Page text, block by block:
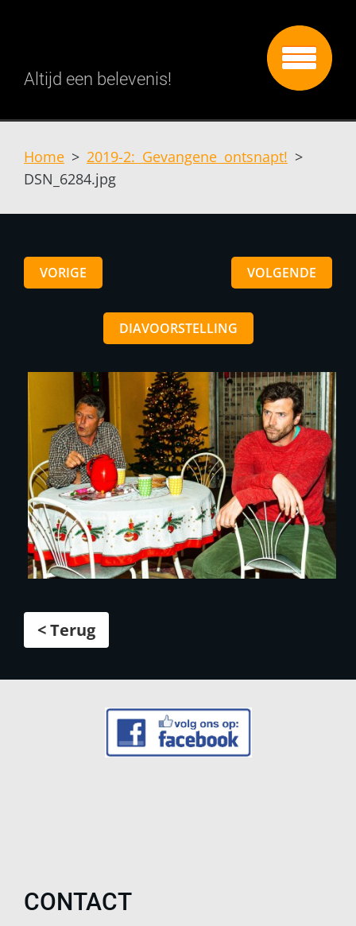
Altijd een belevenis!
Home > 2019-2: Gevangene ontsnapt! >
DSN_6284.jpg
VORIGE VOLGENDE
DIAVOORSTELLING
< Terug
CONTACT